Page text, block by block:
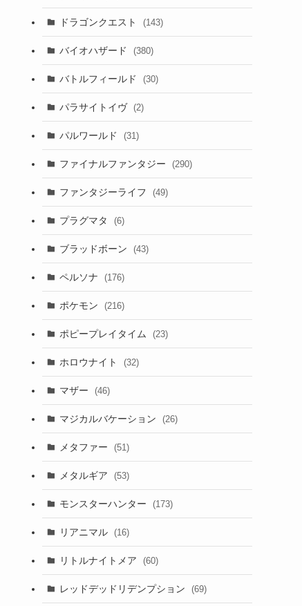
ドラゴンクエスト (143)
バイオハザード (380)
バトルフィールド (30)
パラサイトイヴ (2)
パルワールド (31)
ファイナルファンタジー (290)
ファンタジーライフ (49)
プラグマタ (6)
ブラッドボーン (43)
ペルソナ (176)
ポケモン (216)
ポピープレイタイム (23)
ホロウナイト (32)
マザー (46)
マジカルバケーション (26)
メタファー (51)
メタルギア (53)
モンスターハンター (173)
リアニマル (16)
リトルナイトメア (60)
レッドデッドリデンプション (69)